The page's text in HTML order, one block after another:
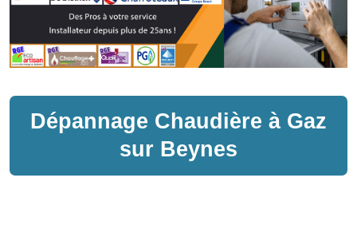
Dépannage Chaudière à Gaz
sur Beynes